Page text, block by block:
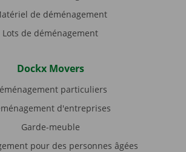
de déménagement
Lots de déménagement
Dockx Movers
particuliers
d'entreprises
Garde-meuble
pour des personnes âgées